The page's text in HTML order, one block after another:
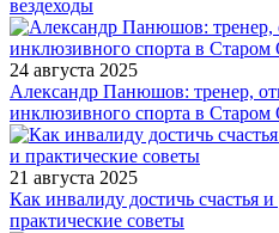
вездеходы
24 августа 2025
Александр Панюшов: тренер,
инклюзивного спорта в Старом
21 августа 2025
Как инвалиду достичь счастья
практические советы